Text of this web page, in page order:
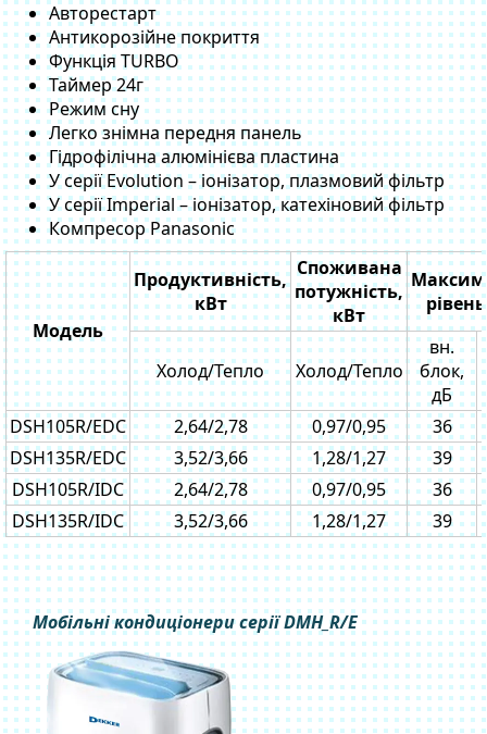
Авторестарт
Антикорозійне покриття
Функція TURBO
Таймер 24г
Режим сну
Легко знімна передня панель
Гідрофілічна алюмінієва пластина
У серії Evolution – іонізатор, плазмовий фільтр
У серії Imperial – іонізатор, катехіновий фільтр
Компресор Panasonic
Модель
Продуктивність,
кВт
Споживана
потужність,
кВт
Холод/Тепло Холод/Тепло
вн.
блок,
дБ
DSH105R/EDC
2,64/2,78 0,97/0,95
36
DSH135R/EDC
3,52/3,66 1,28/1,27
39
DSH105R/IDC
2,64/2,78 0,97/0,95
36
DSH135R/IDC
3,52/3,66 1,28/1,27 39
Мобільні кондиціонери серії DMH_R/E